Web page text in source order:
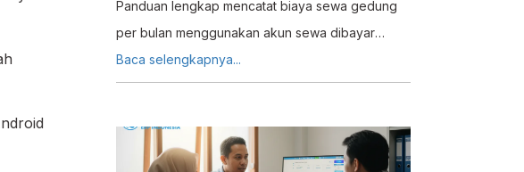
Panduan lengkap mencatat biaya sewa gedung
per bulan menggunakan akun sewa dibayar
dimuka di ERZAP ERP. Sesuai prinsip matching
cost dengan revenue.
Baca selengkapnya...